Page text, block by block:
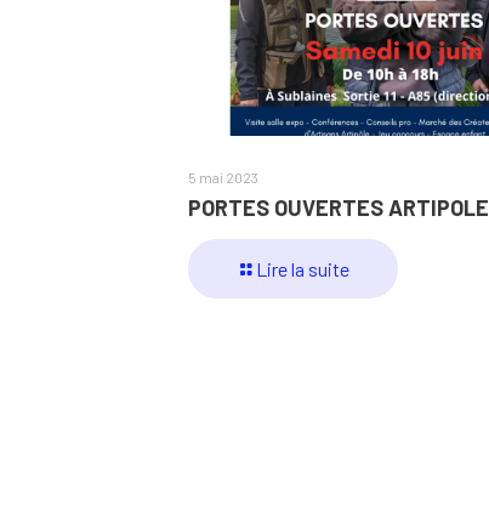
5 mai 2023
PORTES OUVERTES ARTIPOLE
Lire la suite